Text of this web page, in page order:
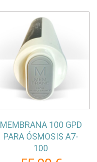
MEMBRANA 100 GPD
PARA ÓSMOSIS A7-
100